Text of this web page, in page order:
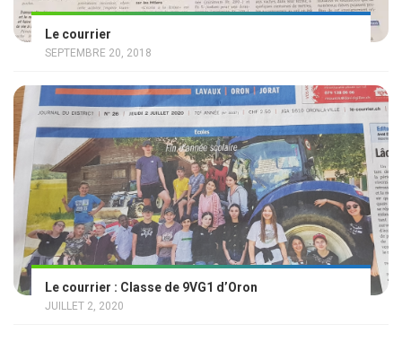
Le courrier
SEPTEMBRE 20, 2018
Le courrier : Classe de 9VG1 d’Oron
JUILLET 2, 2020